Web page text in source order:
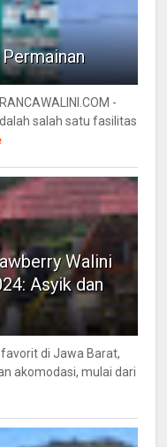
-
salah satu fasilitas
Walini
Asyik dan
di Jawa Barat,
akomodasi, mulai dari